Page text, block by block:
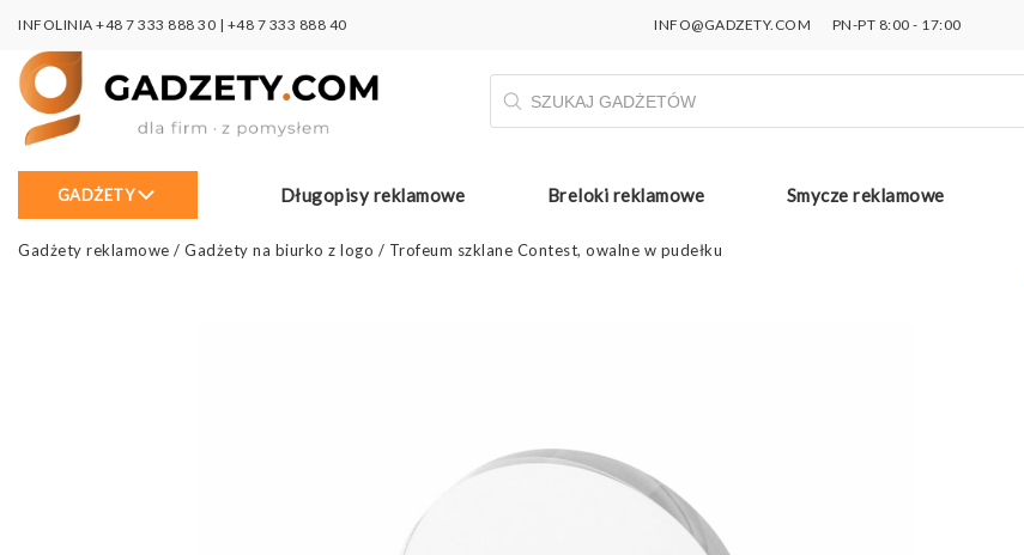
INFOLINIA +48 7 333 888 30 | +48 7 333 888 40 INFO@GADZETY.COM PN-PT 8:00 - 17:00
Wyszukiwarka
produktów
GADŻETY Długopisy reklamowe Breloki reklamowe Smycze reklamowe
Gadżety reklamowe / Gadżety na biurko z logo / Trofeum szklane Contest, owalne w pudełku